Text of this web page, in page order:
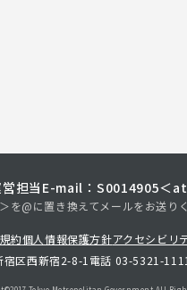
担当 E-mail：S0014905
を@に置き換えてメールをお送りく
約個人情報保護方針アクセシビリ
区西新宿2-8-1 電話 03-5321-